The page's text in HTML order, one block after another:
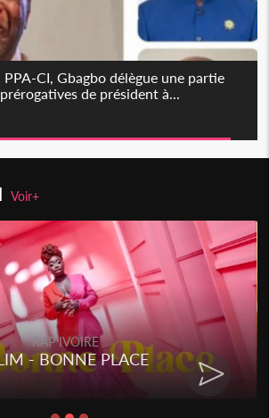
CI, Gbagbo délègue une partie
de président à...
Voir+
RAP IVOIRE
- BONNE PLACE